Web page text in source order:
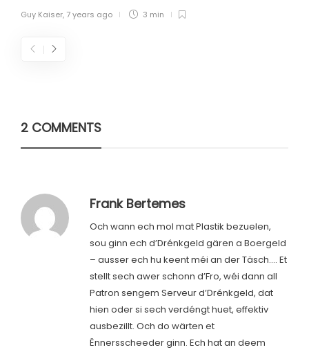
Guy Kaiser, 7 years ago 3 min
2 COMMENTS
Frank Bertemes
Och wann ech mol mat Plastik bezuelen,
sou ginn ech d’Drénkgeld gären a Boergeld
– ausser ech hu keent méi an der Täsch…. Et
stellt sech awer schonn d’Fro, wéi dann all
Patron sengem Serveur d’Drénkgeld, dat
hien oder si sech verdéngt huet, effektiv
ausbezillt. Och do wärten et
Ënnersscheeder ginn. Ech hat an deem